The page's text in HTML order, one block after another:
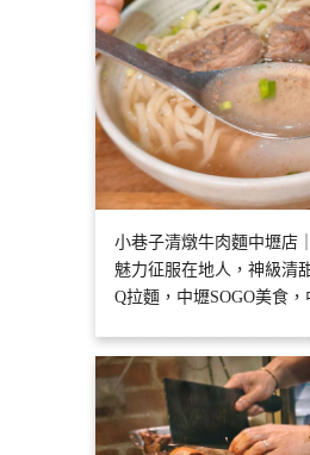
小巷子清燉牛肉麵中壢店
魅力征服在地人，神級清
Q拉麵，中壢SOGO美食